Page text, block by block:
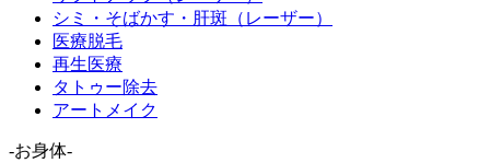
シミ・そばかす・肝斑（レーザー）
医療脱毛
再生医療
タトゥー除去
アートメイク
-お身体-